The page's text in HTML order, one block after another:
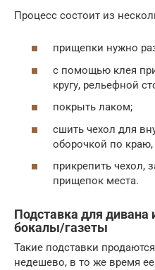
Процесс состоит из
прищепки нужно
с помощью клея
кругу, рельефной
покрыть лаком;
сшить чехол для
оборочкой по
прикрепить чехол,
прищепок места.
Подставка для дивана
бокалы/газеты
Такие подставки
недешево, в то же время